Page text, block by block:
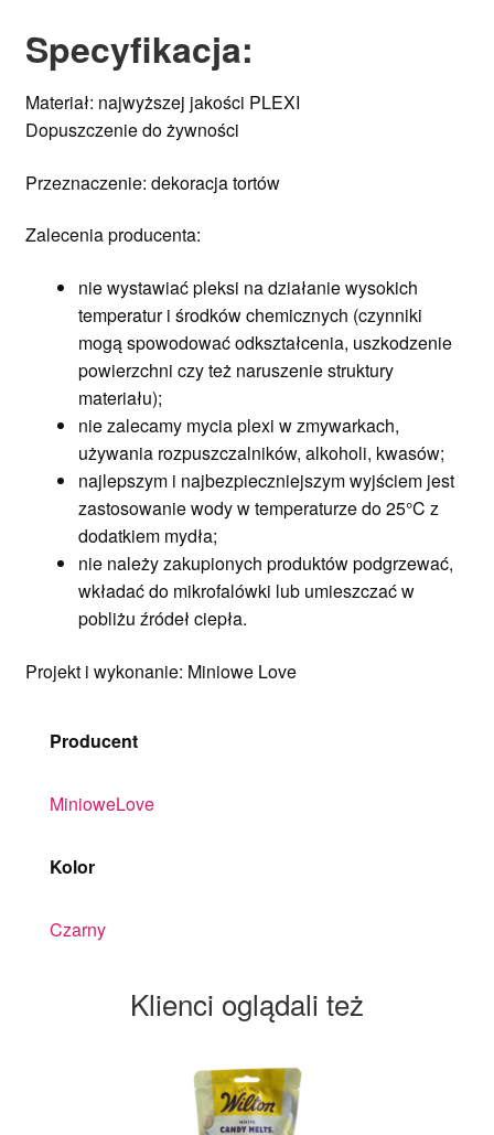
Specyfikacja:
Materiał: najwyższej jakości PLEXI
Dopuszczenie do żywności
Przeznaczenie: dekoracja tortów
Zalecenia producenta:
nie wystawiać pleksi na działanie wysokich
temperatur i środków chemicznych (czynniki
mogą spowodować odkształcenia, uszkodzenie
powierzchni czy też naruszenie struktury
materiału);
nie zalecamy mycia plexi w zmywarkach,
używania rozpuszczalników, alkoholi, kwasów;
najlepszym i najbezpieczniejszym wyjściem jest
zastosowanie wody w temperaturze do 25°C z
dodatkiem mydła;
nie należy zakupionych produktów podgrzewać,
wkładać do mikrofalówki lub umieszczać w
pobliżu źródeł ciepła.
Projekt i wykonanie: Miniowe Love
Producent
MinioweLove
Kolor
Czarny
Klienci oglądali też